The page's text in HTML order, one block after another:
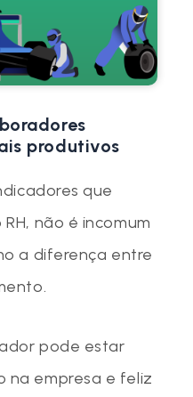
produtivos
que
não é incomum
a diferença entre
pode estar
na empresa e feliz